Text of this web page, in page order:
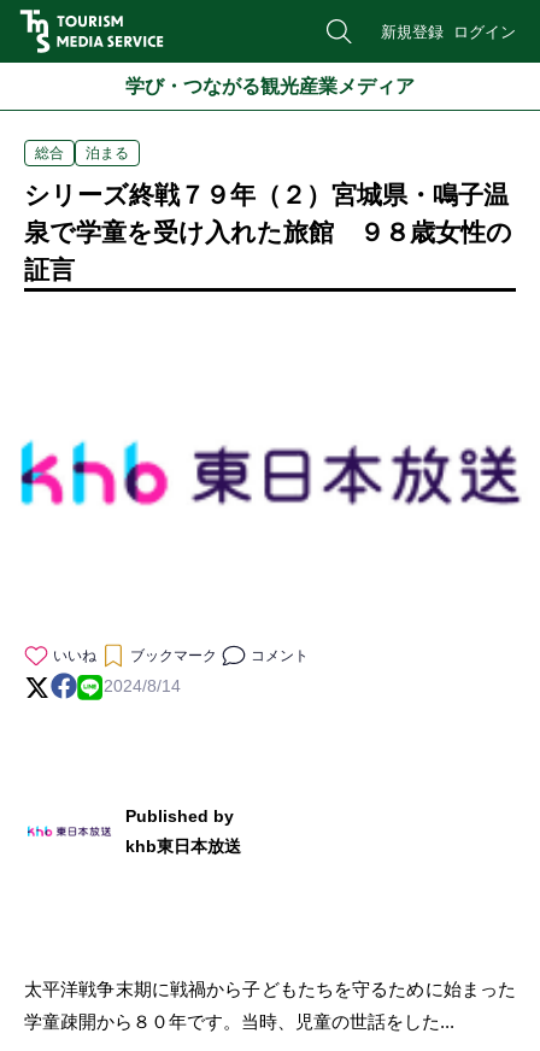
新規登録 ログイン
学び・つながる観光産業メディア
総合 泊まる
シリーズ終戦７９年（２）宮城県・鳴子温
泉で学童を受け入れた旅館 ９８歳女性の
証言
いいね ブックマーク コメント
2024/8/14
Published by
khb東日本放送
太平洋戦争末期に戦禍から子どもたちを守るために始まった
学童疎開から８０年です。当時、児童の世話をした...